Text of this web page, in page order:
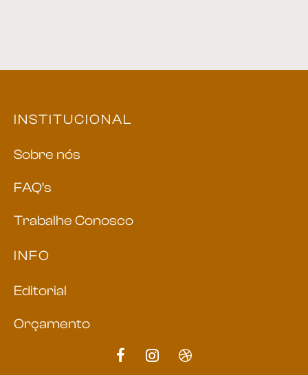
INSTITUCIONAL
Sobre nós
FAQ’s
Trabalhe Conosco
INFO
Editorial
Orçamento